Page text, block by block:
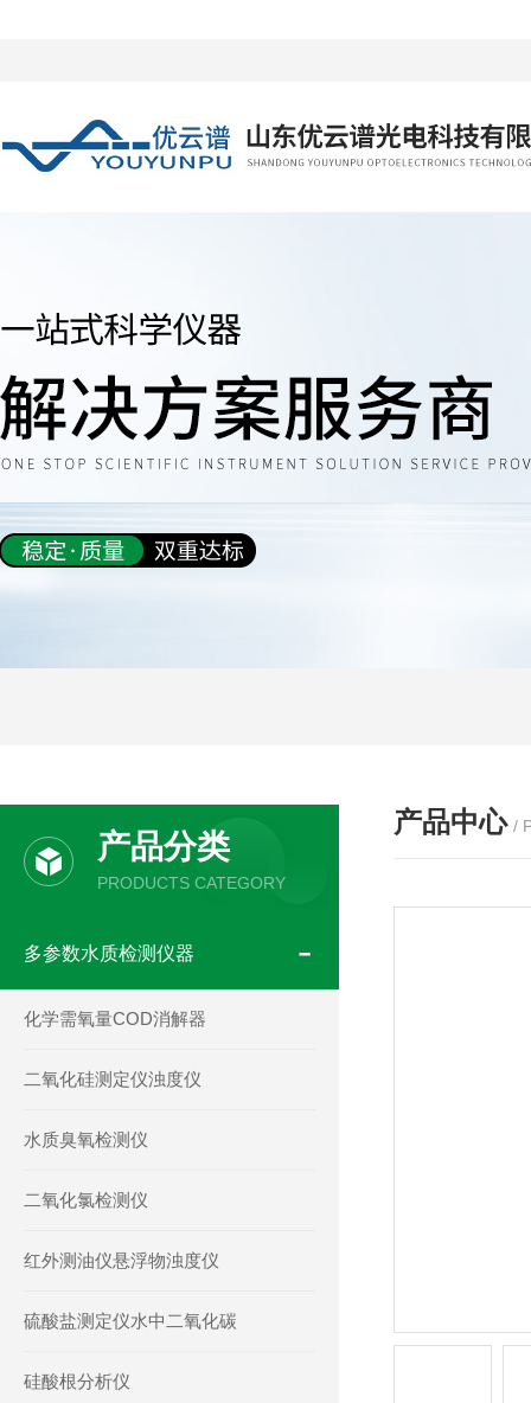
产品中心 /
产品分类
PRODUCTS CATEGORY
多参数水质检测仪器
化学需氧量COD消解器
二氧化硅测定仪浊度仪
水质臭氧检测仪
二氧化氯检测仪
红外测油仪悬浮物浊度仪
硫酸盐测定仪水中二氧化碳
硅酸根分析仪